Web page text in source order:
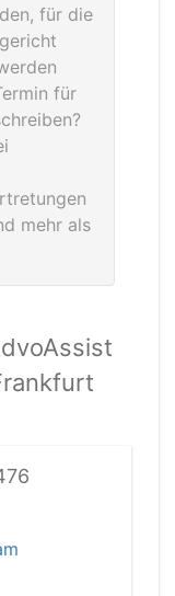
für die
für
mehr als